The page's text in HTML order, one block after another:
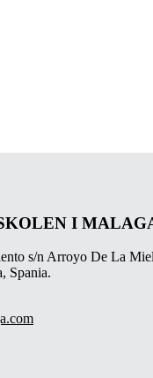
I
s/n Arroyo De La
Spania.